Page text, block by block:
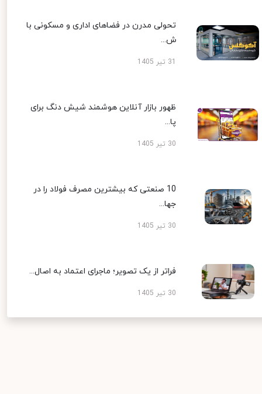
تحولی مدرن در فضاهای اداری و مسکونی با
ش...
ظهور بازار آنلاین هوشمند شیش دنگ برای
پا...
30 تیر 1405
10 صنعتی که بیشترین مصرف فولاد را در
جها...
30 تیر 1405
فراتر از یک تصویر؛ ماجرای اعتماد به اصال...
30 تیر 1405